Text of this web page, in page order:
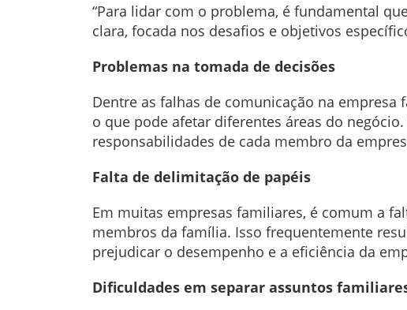
“Para lidar com o problema, é fundamental
clara, focada nos desafios e objetivos
Problemas na tomada de decisões
Dentre as falhas de comunicação na
o que pode afetar diferentes áreas do
responsabilidades de cada membro da
Falta de delimitação de papéis
Em muitas empresas familiares, é comum a
membros da família. Isso frequentemente
prejudicar o desempenho e a eficiência da
Dificuldades em separar assuntos